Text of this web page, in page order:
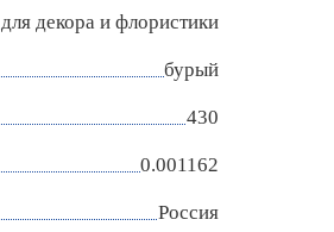
для декора и флористики
бурый
430
0.001162
Россия